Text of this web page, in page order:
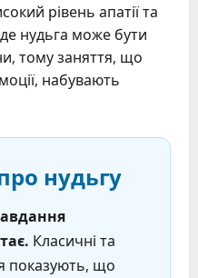
рівень апатії та
нудьга може бути
тому заняття, що
набувають
нудьгу
Класичні та
показують, що